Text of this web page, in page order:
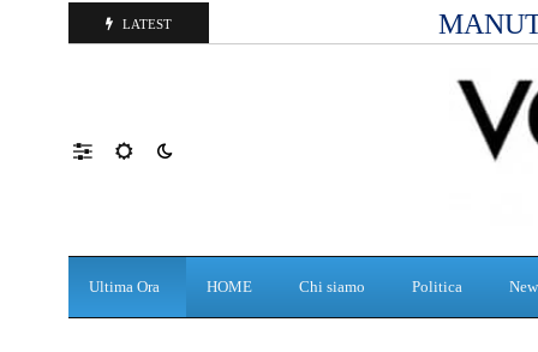
LATEST
Ultima Ora HOME Chi siamo Politica